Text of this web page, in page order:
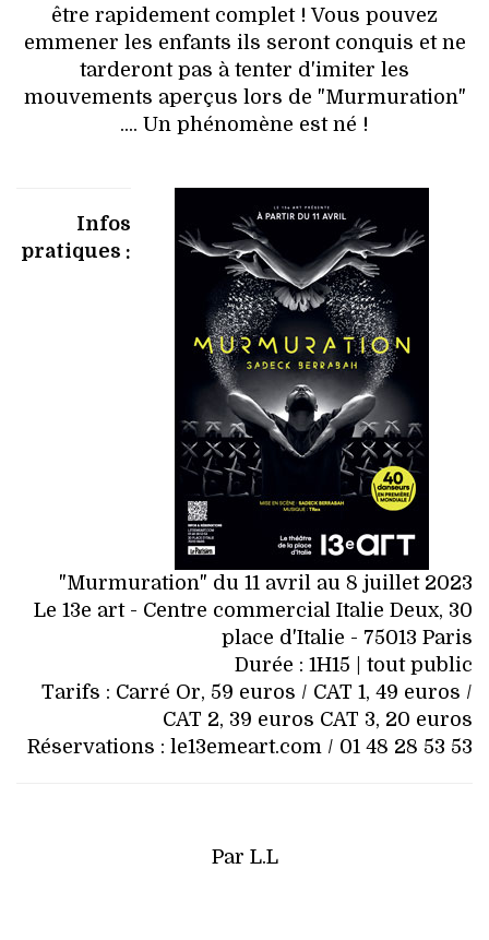
être rapidement complet ! Vous pouvez
emmener les enfants ils seront conquis et ne
tarderont pas à tenter d'imiter les
mouvements aperçus lors de "Murmuration"
.... Un phénomène est né !
Infos
pratiques :
"Murmuration" du 11 avril au 8 juillet 2023
Le 13e art - Centre commercial Italie Deux, 30
place d'Italie - 75013 Paris
Durée : 1H15 | tout public
Tarifs : Carré Or, 59 euros / CAT 1, 49 euros /
CAT 2, 39 euros CAT 3, 20 euros
Réservations : le13emeart.com / 01 48 28 53 53
Par L.L